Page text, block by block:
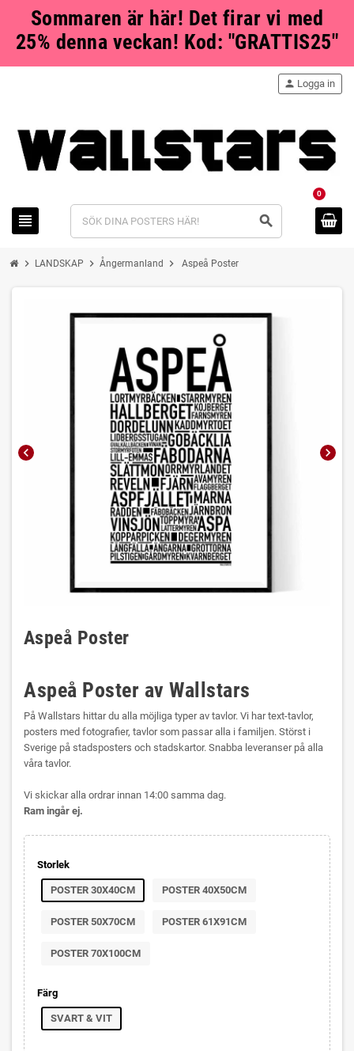
Sommaren är här! Det firar vi med
25% denna veckan! Kod: "GRATTIS25"
view_headline search
person Logga in
0
chevron_right LANDSKAP chevron_right Ångermanland chevron_right Aspeå Poster
chevron_left chevron_right
Aspeå Poster
Aspeå Poster av Wallstars
På Wallstars hittar du alla möjliga typer av tavlor. Vi har text-tavlor,
posters med fotografier, tavlor som passar alla i familjen. Störst i
Sverige på stadsposters och stadskartor. Snabba leveranser på alla
våra tavlor.
Vi skickar alla ordrar innan 14:00 samma dag.
Ram ingår ej.
Storlek
POSTER 30X40CM POSTER 40X50CM
POSTER 50X70CM POSTER 61X91CM
POSTER 70X100CM
Färg
SVART & VIT